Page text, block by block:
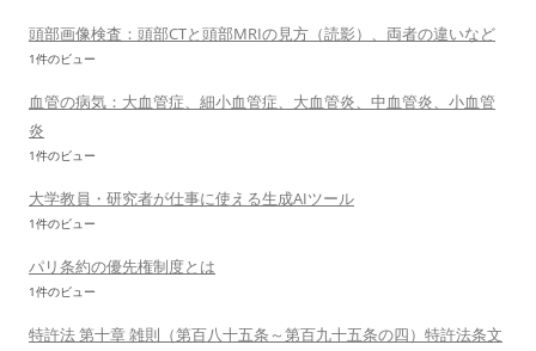
頭部画像検査：頭部CTと頭部MRIの見方（読影）、両者の違いなど
1件のビュー
血管の病気：大血管症、細小血管症、大血管炎、中血管炎、小血管
炎
1件のビュー
大学教員・研究者が仕事に使える生成AIツール
1件のビュー
パリ条約の優先権制度とは
1件のビュー
特許法 第十章 雑則（第百八十五条～第百九十五条の四）特許法条文